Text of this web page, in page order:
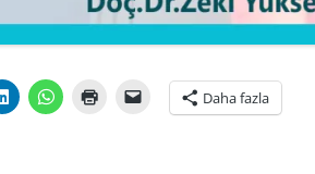
Daha fazla